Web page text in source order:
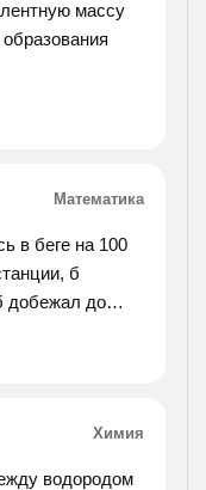
массу
Математика
в беге на 100
б
добежал до
Химия
водородом